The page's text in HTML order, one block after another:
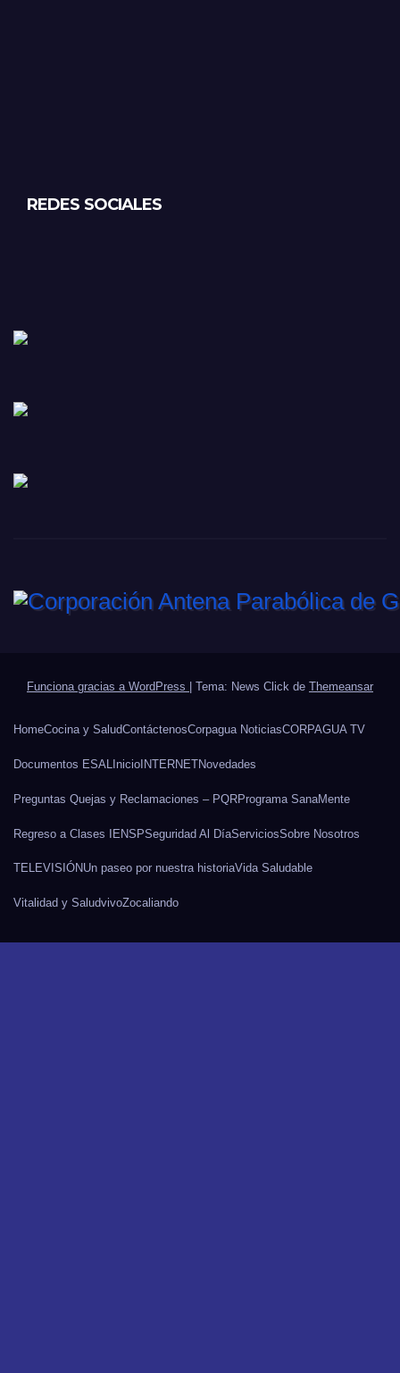
REDES SOCIALES
Funciona gracias a WordPress Tema: News Click de Themeansar
HomeCocina y SaludContáctenosCorpagua NoticiasCORPAGUA TV
Documentos ESAL Inicio INTERNETNovedades
Preguntas Quejas y Reclamaciones – PQRPrograma SanaMente
Regreso a Clases IENSPSeguridad Al DíaServiciosSobre Nosotros
TELEVISIÓNUn paseo por nuestra historiaVida Saludable
Vitalidad y SaludvivoZocaliando